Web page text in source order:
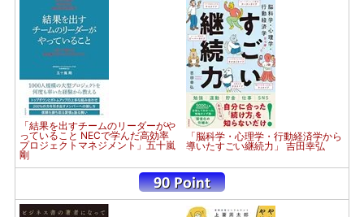
「結果を出すチームのリーダーがや
っていること NECで学んだ高効率
プロジェクトマネジメント」五十嵐
剛
「脳科学・心理学・行動経済学から
導いたすごい継続力」 吉田幸弘